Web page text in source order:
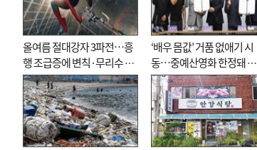
올여름 절대강자 3파전…흥
행 조급증에 변칙·무리수 마
케팅도
‘배우 몸값’ 거품 없애기 시
동…중예산영화 한정돼 실
효성 의문도